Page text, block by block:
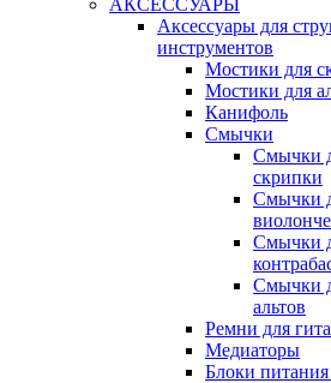
Аксессуары для
инструментов
Мостики для
Мостики для
Канифоль
Смычки
Смычки
скрипки
Смычки
Смычки
Смычки
альтов
Ремни для
Медиаторы
Блоки питания